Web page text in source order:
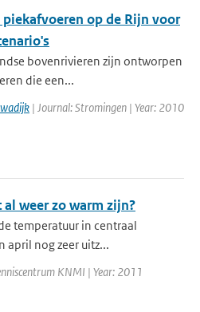
op de Rijn voor
bovenrivieren zijn ontworpen
die een...
| Journal: Stromingen | Year: 2010
weer zo warm zijn?
temperatuur in centraal
april nog zeer uitz...
KNMI | Year: 2011